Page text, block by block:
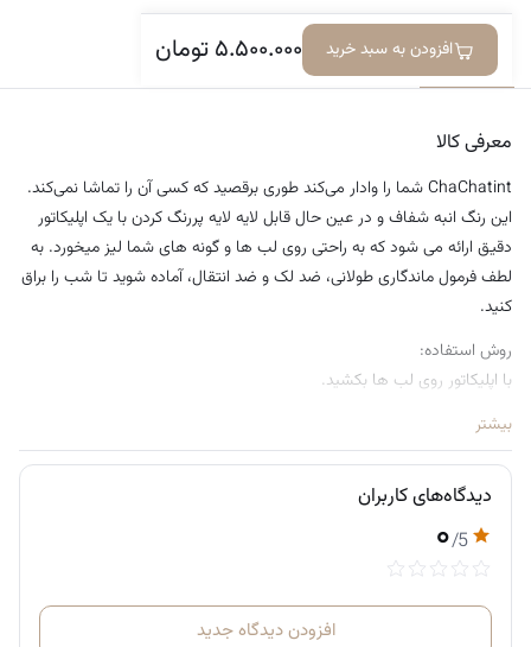
۵.۵۰۰.۰۰۰تومان افزودن به سبد خریدمعرفی کالا دیدگاه‌ها
معرفی کالا
ChaChatint شما را وادار می‌کند طوری برقصید که کسی آن را تماشا نمی‌کند.
این رنگ انبه شفاف و در عین حال قابل لایه لایه پررنگ کردن با یک اپلیکاتور
دقیق ارائه می شود که به راحتی روی لب ها و گونه های شما لیز میخورد. به
لطف فرمول ماندگاری طولانی، ضد لک و ضد انتقال، آماده شوید تا شب را براق
کنید.
روش استفاده:
با اپلیکاتور روی لب ها بکشید.
اضافه کنید.
نقطه‌ای روی گونه‌ها بزنید و بلافاصله پخش کنید.
بیشتر
دیدگاه‌های کاربران
۰/5
افزودن دیدگاه جدید